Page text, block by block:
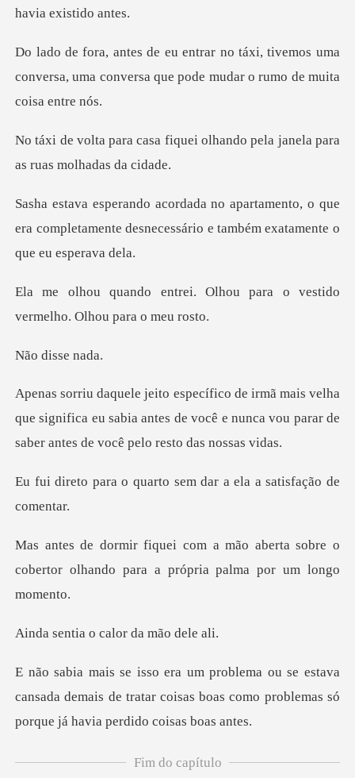
i, tivemos uma
conversa, uma conversa que
iquei olhando pela janela pa
nto, o que
era completamente desnecessário
Olhou para o vestido
verme
isse
lha
que significa eu sabia antes de você e nunca vou p
uarto sem dar a ela a
aberta sobre o
cobertor olhando para
o calor da
ava
cansada demais de tratar coisas boas como prob
Fim do capítulo